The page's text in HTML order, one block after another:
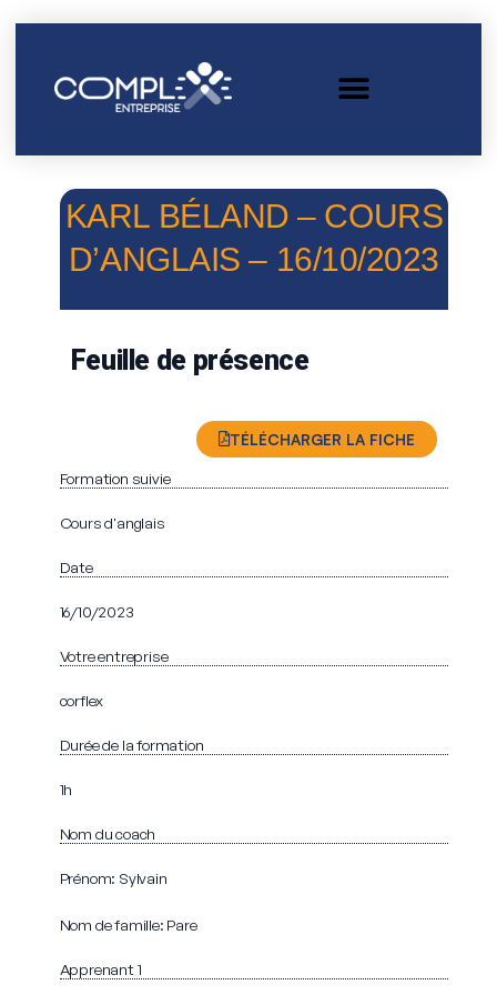
KARL BÉLAND – COURS
D’ANGLAIS – 16/10/2023
Feuille de présence
TÉLÉCHARGER LA FICHE
Formation suivie
Cours d'anglais
Date
16/10/2023
Votre entreprise
corflex
Durée de la formation
1h
Nom du coach
Prénom: Sylvain
Nom de famille: Pare
Apprenant 1